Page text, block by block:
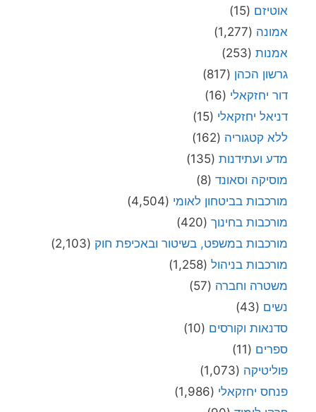
אוטיזם (15)
אמונה (1,277)
אמנות (253)
גרשון הכהן (817)
דור יחזקאלי (16)
דניאל יחזקאלי (15)
ללא קטגוריה (162)
מדע ועתידנות (135)
מוסיקה וסאונד (8)
מורכבות בביטחון לאומי (4,504)
מורכבות בחינוך (420)
מורכבות במשפט, בשיטור ובאכיפת חוק (2,103)
מורכבות בניהול (1,258)
משטרה וחברה (57)
נשים (43)
סדנאות וקורסים (10)
ספרים (11)
פוליטיקה (1,073)
פנחס יחזקאלי (1,986)